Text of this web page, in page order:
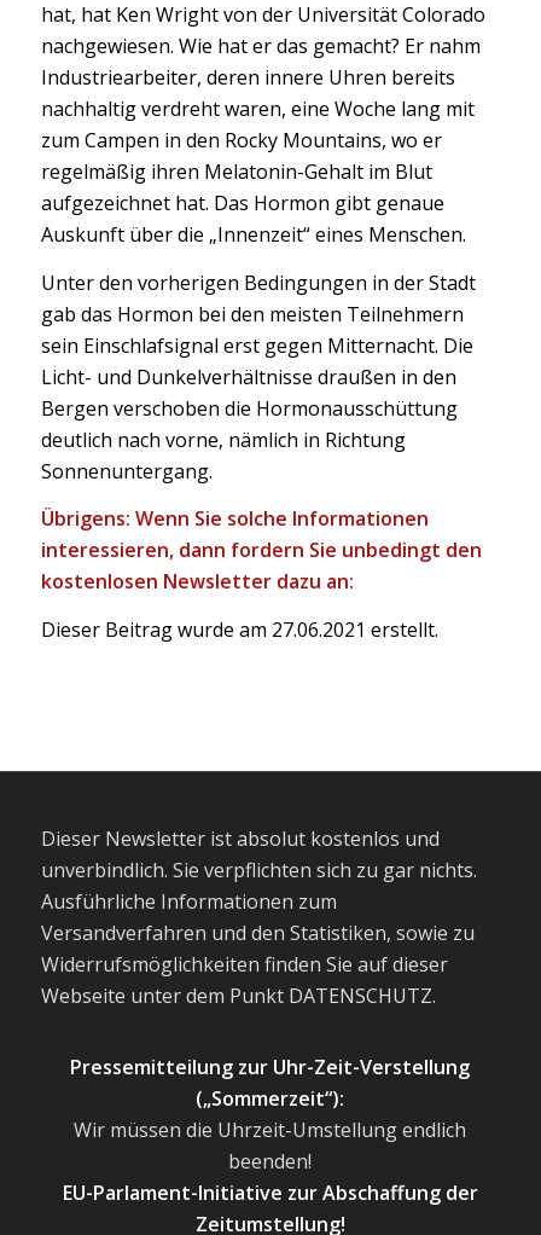
hat, hat Ken Wright von der Universität Colorado
nachgewiesen. Wie hat er das gemacht? Er nahm
Industriearbeiter, deren innere Uhren bereits
nachhaltig verdreht waren, eine Woche lang mit
zum Campen in den Rocky Mountains, wo er
regelmäßig ihren Melatonin-Gehalt im Blut
aufgezeichnet hat. Das Hormon gibt genaue
Auskunft über die „Innenzeit“ eines Menschen.
Unter den vorherigen Bedingungen in der Stadt
gab das Hormon bei den meisten Teilnehmern
sein Einschlafsignal erst gegen Mitternacht. Die
Licht- und Dunkelverhältnisse draußen in den
Bergen verschoben die Hormonausschüttung
deutlich nach vorne, nämlich in Richtung
Sonnenuntergang.
Übrigens: Wenn Sie solche Informationen
interessieren, dann fordern Sie unbedingt den
kostenlosen Newsletter dazu an:
Dieser Beitrag wurde am 27.06.2021 erstellt.
Dieser Newsletter ist absolut kostenlos und
unverbindlich. Sie verpflichten sich zu gar nichts.
Ausführliche Informationen zum
Versandverfahren und den Statistiken, sowie zu
Widerrufsmöglichkeiten finden Sie auf dieser
Webseite unter dem Punkt DATENSCHUTZ.
Pressemitteilung zur Uhr-Zeit-Verstellung
(„Sommerzeit“):
Wir müssen die Uhrzeit-Umstellung endlich
beenden!
EU-Parlament-Initiative zur Abschaffung der
Zeitumstellung!